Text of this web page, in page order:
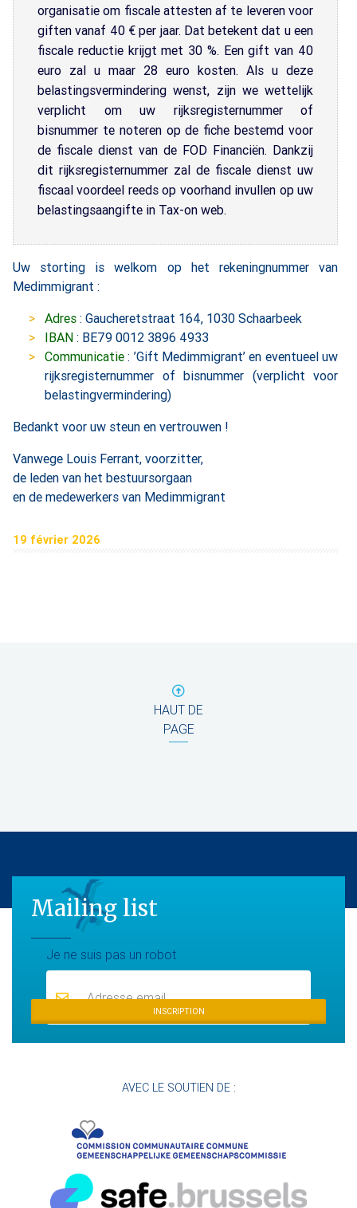
organisatie om fiscale attesten af te leveren voor
giften vanaf 40 € per jaar. Dat betekent dat u een
fiscale reductie krijgt met 30 %. Een gift van 40
euro zal u maar 28 euro kosten. Als u deze
belastingsvermindering wenst, zijn we wettelijk
verplicht om uw rijksregisternummer of
bisnummer te noteren op de fiche bestemd voor
de fiscale dienst van de FOD Financiën. Dankzij
dit rijksregisternummer zal de fiscale dienst uw
fiscaal voordeel reeds op voorhand invullen op uw
belastingsaangifte in Tax-on web.
Uw storting is welkom op het rekeningnummer van
Medimmigrant :
Adres : Gaucheretstraat 164, 1030 Schaarbeek
IBAN : BE79 0012 3896 4933
Communicatie : ’Gift Medimmigrant’ en eventueel uw
rijksregisternummer of bisnummer (verplicht voor
belastingvermindering)
Bedankt voor uw steun en vertrouwen !
Vanwege Louis Ferrant, voorzitter,
de leden van het bestuursorgaan
en de medewerkers van Medimmigrant
19 février 2026
HAUT DE
PAGE
Mailing list
Je ne suis pas un robotMailing list
INSCRIPTION
AVEC LE SOUTIEN DE :